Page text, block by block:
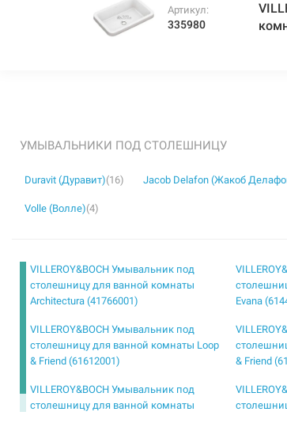
Артикул:
335980
УМЫВАЛЬНИКИ ПОД СТОЛЕШНИЦУ
Duravit (Дуравит)(16) Jacob Delafon (Жакоб
Volle (Волле)(4)
VILLEROY&BOCH Умывальник под
столешницу для ванной комнаты
Architectura (41766001)
Evana
VILLEROY&BOCH Умывальник под
столешницу для ванной комнаты Loop
& Friend (61612001)
& Friend
VILLEROY&BOCH Умывальник под
столешницу для ванной комнаты